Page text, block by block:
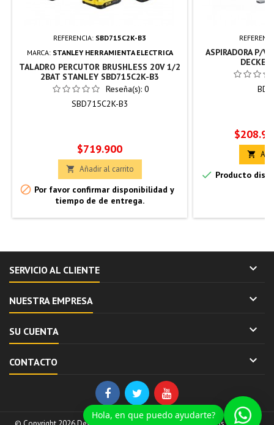
REFERENCIA: SBD715C2K-B3
MARCA: STANLEY HERRAMIENTA ELECTRICA
TALADRO PERCUTOR BRUSHLESS 20V 1/2
2BAT STANLEY SBD715C2K-B3
Reseña(s): 0
SBD715C2K-B3
Precio
$719.900
 Añadir al carrito
 Por favor confirmar disponibilidad y
tiempo de de entrega.
ASPIRADORA P/
Precio

 Producto
SERVICIO AL CLIENTE 
NUESTRA EMPRESA 
SU CUENTA 
CONTACTO 
Hola, en que puedo ayudarte?